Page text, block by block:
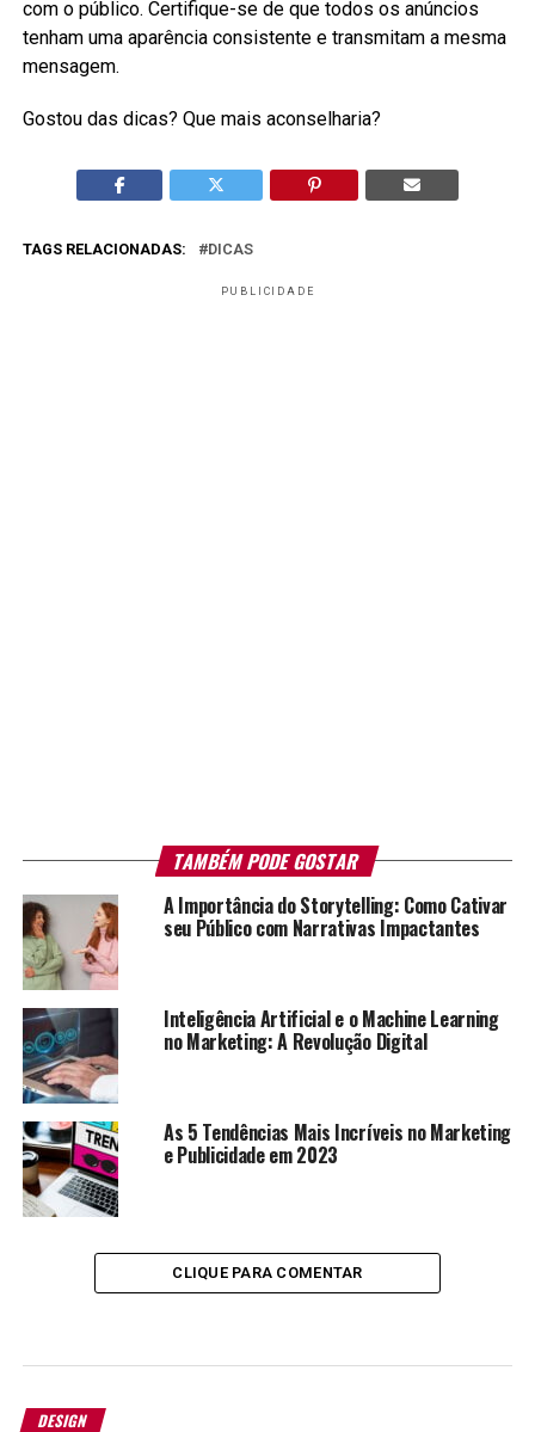
com o público. Certifique-se de que todos os anúncios
tenham uma aparência consistente e transmitam a mesma
mensagem.
Gostou das dicas? Que mais aconselharia?
TAGS RELACIONADAS: DICAS
PUBLICIDADE
TAMBÉM PODE GOSTAR
A Importância do Storytelling: Como Cativar
seu Público com Narrativas Impactantes
Inteligência Artificial e o Machine Learning
no Marketing: A Revolução Digital
As 5 Tendências Mais Incríveis no Marketing
e Publicidade em 2023
CLIQUE PARA COMENTAR
DESIGN